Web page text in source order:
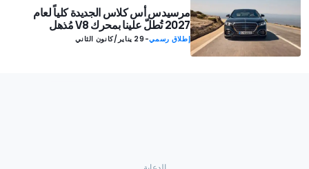
مرسيدس أس كلاس الجديدة كلياً لعام
2027 تُطلّ علينا بمحرك V8 مُذهل
إطلاق رسمي- 29 يناير/كانون الثاني